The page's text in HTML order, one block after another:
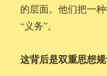
的层面。他们把一
“义务”。
这背后是双重思想规